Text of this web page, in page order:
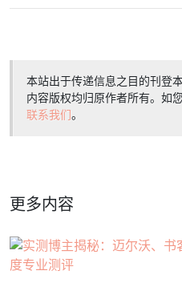
本站出于传递信息之目的刊登
内容版权均归原作者所有。如
联系我们。
更多内容